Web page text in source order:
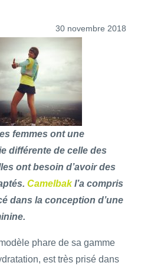
30 novembre 2018
femmes ont une
différente de celle des
ont besoin d’avoir des
Camelbakl’a compris
dans la conception d’une
phare de sa gamme
est très prisé dans